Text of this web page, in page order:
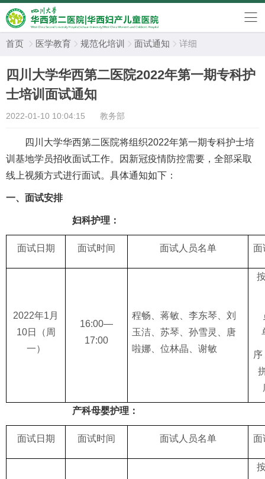
首页  医学教育  规范化培训  面试通知  详细
四川大学华西第二医院2022年第一期专科护
士培训面试通知
2022-01-10 10:04:15 教务部
四川大学华西第二医院将组织2022年第一期专科护士培
训基地学员招收面试工作。因 新冠疫情防控需要，全部采取
线上视频方式进行面试。具体通知如下：
一、面试安排
妇科护理：
面试日期 面试时间 面试人员名单 面
2022年1 月
10日
（周
一）
16:00—
17:00
程畅 蒋敏 李东琴
刘
玉洁
苏琴 孙雪灵
唐
啦娜
位林晶 谢敏
产科母婴护理：
面试日期 面试时间 面试人员名单 面